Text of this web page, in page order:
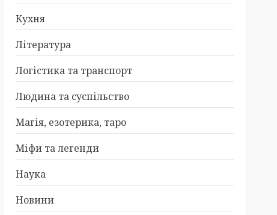
Кухня
Література
Логістика та транспорт
Людина та суспільство
Магія, езотерика, таро
Міфи та легенди
Наука
Новини